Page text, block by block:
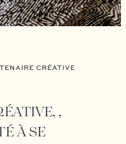
CRÉATIVE
,
À SE